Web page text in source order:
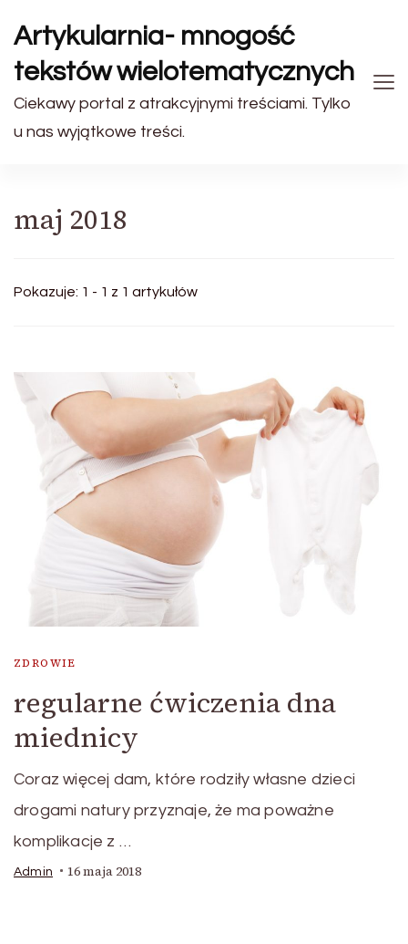
Artykularnia- mnogość
tekstów wielotematycznych
Ciekawy portal z atrakcyjnymi treściami. Tylko
u nas wyjątkowe treści.
maj 2018
Pokazuje: 1 - 1 z 1 artykułów
ZDROWIE
regularne ćwiczenia dna
miednicy
Coraz więcej dam, które rodziły własne dzieci
drogami natury przyznaje, że ma poważne
komplikacje z …
Admin 16 maja 2018